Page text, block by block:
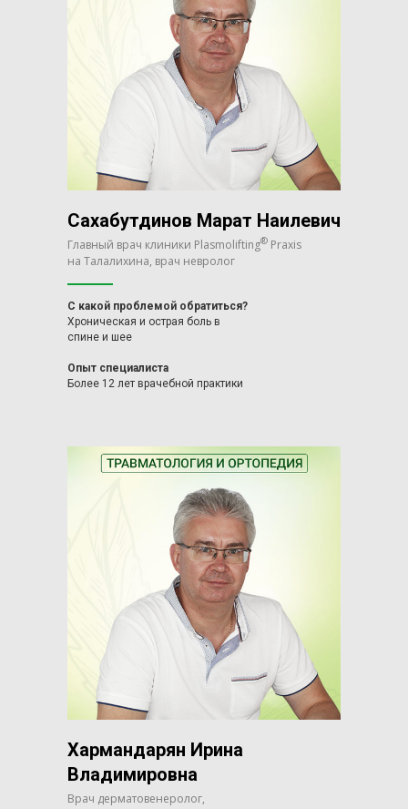
Сахабутдинов Марат Наилевич
Главный врач клиники Plasmolifting® Praxis
на Талалихина, врач невролог
С какой проблемой обратиться?
Хроническая и острая боль в
спине и шее
Опыт специалиста
Более 12 лет врачебной практики
Хармандарян Ирина
Владимировна
Врач дерматовенеролог,